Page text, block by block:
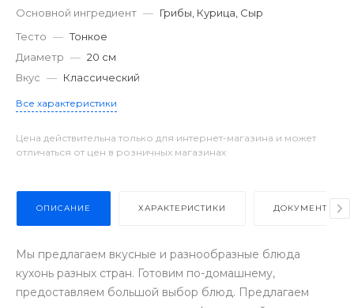
Основной ингредиент — Грибы, Курица, Сыр
Тесто — Тонкое
Диаметр — 20 см
Вкус — Классический
Все характеристики
Цена действительна только для интернет-магазина и может
отличаться от цен в розничных магазинах
ОПИСАНИЕ ХАРАКТЕРИСТИКИ ДОКУМЕНТЫ
Мы предлагаем вкусные и разнообразные блюда
кухонь разных стран. Готовим по-домашнему,
предоставляем большой выбор блюд. Предлагаем